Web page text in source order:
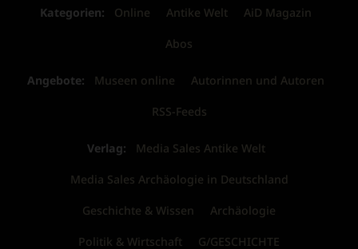
Kategorien: Online Antike Welt AiD Magazin
Abos
Angebote: Museen online Autorinnen und Autoren
RSS-Feeds
Verlag: Media Sales Antike Welt
Media Sales Archäologie in Deutschland
Geschichte & Wissen Archäologie
Politik & Wirtschaft G/GESCHICHTE